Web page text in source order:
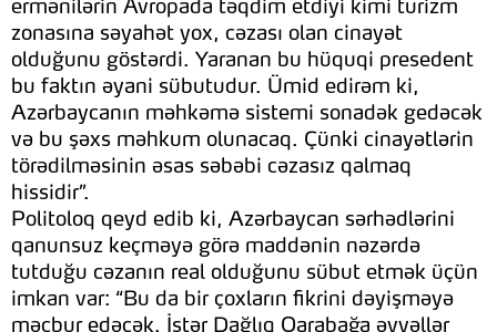
ermənilərin Avropada təqdim etdiyi kimi turizm
zonasına səyahət yox, cəzası olan cinayət
olduğunu göstərdi. Yaranan bu hüquqi presedent
bu faktın əyani sübutudur. Ümid edirəm ki,
Azərbaycanın məhkəmə sistemi sonadək gedəcək
və bu şəxs məhkum olunacaq. Çünki cinayətlərin
törədilməsinin əsas səbəbi cəzasız qalmaq
hissidir”.
Politoloq qeyd edib ki, Azərbaycan sərhədlərini
qanunsuz keçməyə görə maddənin nəzərdə
tutduğu cəzanın real olduğunu sübut etmək üçün
imkan var: “Bu da bir çoxların fikrini dəyişməyə
məcbur edəcək. İstər Dağlıq Qarabağa əvvəllər